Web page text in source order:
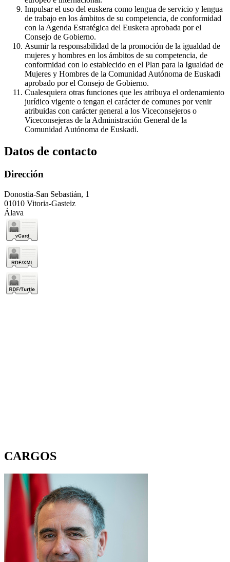
Impulsar el uso del euskera como lengua de servicio y lengua
de trabajo en los ámbitos de su competencia, de conformidad
con la Agenda Estratégica del Euskera aprobada por el
Consejo de Gobierno.
Asumir la responsabilidad de la promoción de la igualdad de
mujeres y hombres en los ámbitos de su competencia, de
conformidad con lo establecido en el Plan para la Igualdad de
Mujeres y Hombres de la Comunidad Autónoma de Euskadi
aprobado por el Consejo de Gobierno.
Cualesquiera otras funciones que les atribuya el ordenamiento
jurídico vigente o tengan el carácter de comunes por venir
atribuidas con carácter general a los Viceconsejeros o
Viceconsejeras de la Administración General de la
Comunidad Autónoma de Euskadi.
Datos de contacto
Dirección
Donostia-San Sebastián, 1
01010 Vitoria-Gasteiz
Álava
CARGOS